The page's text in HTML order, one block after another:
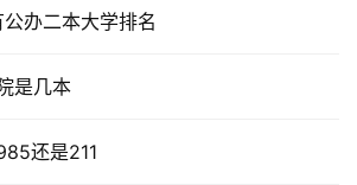
办二本大学排名
是几本
还是211